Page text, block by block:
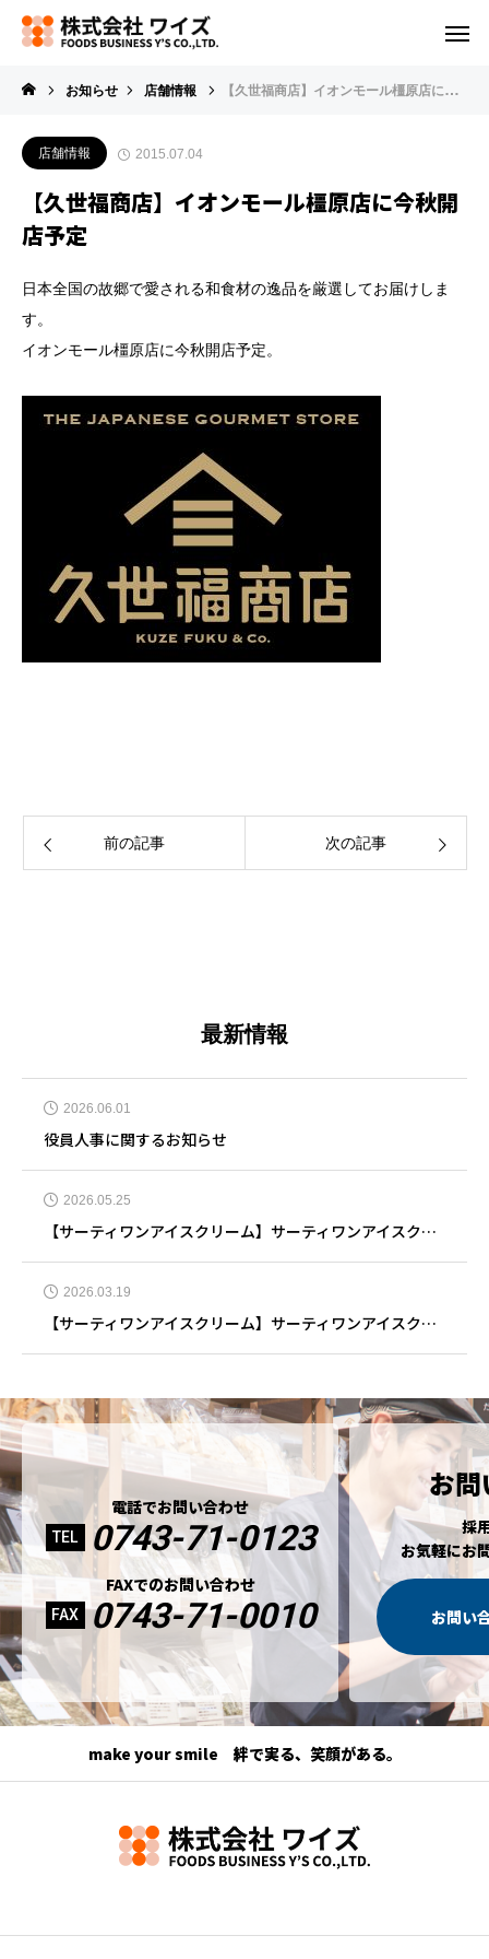
お知らせ 店舗情報 【久世福商店】イオンモール橿原店に今秋開店予定
店舗情報 2015.07.04
【久世福商店】イオンモール橿原店に今秋開
店予定
日本全国の故郷で愛される和食材の逸品を厳選してお届けしま
す。
イオンモール橿原店に今秋開店予定。
前の記事 次の記事
最新情報
2026.06.01
役員人事に関するお知らせ
2026.05.25
【サーティワンアイスクリーム】サーティワンアイスクリーム 奈良押熊店 5月25日リニューアルオープン
2026.03.19
【サーティワンアイスクリーム】サーティワンアイスクリーム イオンモール大垣店 3月19日リニューアルオープン
電話でお問い合わせ
TEL 0743-71-0123
FAXでのお問い合わせ
FAX 0743-71-0010
お
採
お気軽にお
お問い
make your smile 絆で実る、笑顔がある。